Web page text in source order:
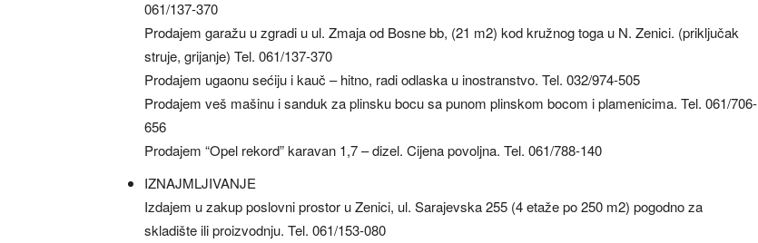
061/137-370
Prodajem garažu u zgradi u ul. Zmaja od Bosne bb, (21 m2) kod kružnog toga u N. Zenici. (priključak
struje, grijanje) Tel. 061/137-370
Prodajem ugaonu sećiju i kauč – hitno, radi odlaska u inostranstvo. Tel. 032/974-505
Prodajem veš mašinu i sanduk za plinsku bocu sa punom plinskom bocom i plamenicima. Tel. 061/706-
656
Prodajem “Opel rekord” karavan 1,7 – dizel. Cijena povoljna. Tel. 061/788-140
IZNAJMLJIVANJE
Izdajem u zakup poslovni prostor u Zenici, ul. Sarajevska 255 (4 etaže po 250 m2) pogodno za
skladište ili proizvodnju. Tel. 061/153-080